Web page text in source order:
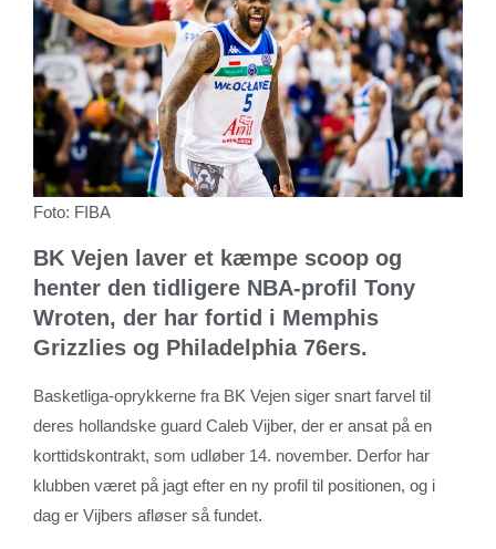
Foto: FIBA
BK Vejen laver et kæmpe scoop og
henter den tidligere NBA-profil Tony
Wroten, der har fortid i Memphis
Grizzlies og Philadelphia 76ers.
Basketliga-oprykkerne fra BK Vejen siger snart farvel til
deres hollandske guard Caleb Vijber, der er ansat på en
korttidskontrakt, som udløber 14. november. Derfor har
klubben været på jagt efter en ny profil til positionen, og i
dag er Vijbers afløser så fundet.